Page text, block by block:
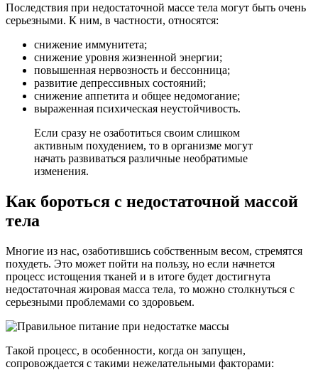
Последствия при недостаточной массе тела могут быть очень
серьезными. К ним, в частности, относятся:
снижение иммунитета;
снижение уровня жизненной энергии;
повышенная нервозность и бессонница;
развитие депрессивных состояний;
снижение аппетита и общее недомогание;
выраженная психическая неустойчивость.
Если сразу не озаботиться своим слишком
активным похудением, то в организме могут
начать развиваться различные необратимые
изменения.
Как бороться с недостаточной массой
тела
Многие из нас, озаботившись собственным весом, стремятся
похудеть. Это может пойти на пользу, но если начнется
процесс истощения тканей и в итоге будет достигнута
недостаточная жировая масса тела, то можно столкнуться с
серьезными проблемами со здоровьем.
Такой процесс, в особенности, когда он запущен,
сопровождается с такими нежелательными факторами: